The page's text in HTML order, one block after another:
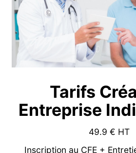
Tarifs
Entreprise
49.9 € HT
Inscription au CFE +